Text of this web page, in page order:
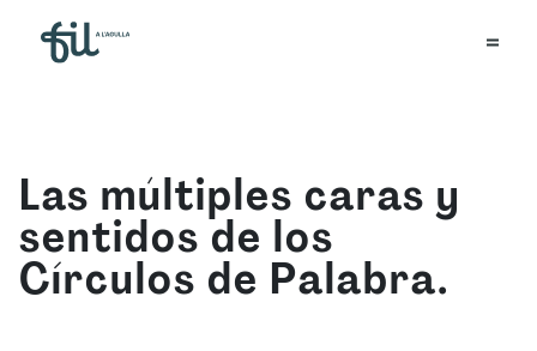
Las múltiples caras y
sentidos de los
Círculos de Palabra.